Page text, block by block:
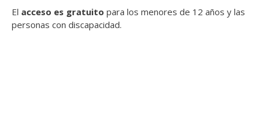
El acceso es gratuito para los menores de 12 años y las
personas con discapacidad.